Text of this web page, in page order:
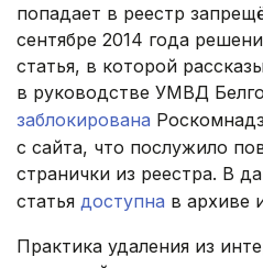
попадает в реестр
сентябре 2014 года
статья, в которой
в руководстве УМВД
заблокирована
с сайта, что послужило
странички из реестра. В
статья доступна в архиве
Практика удаления из